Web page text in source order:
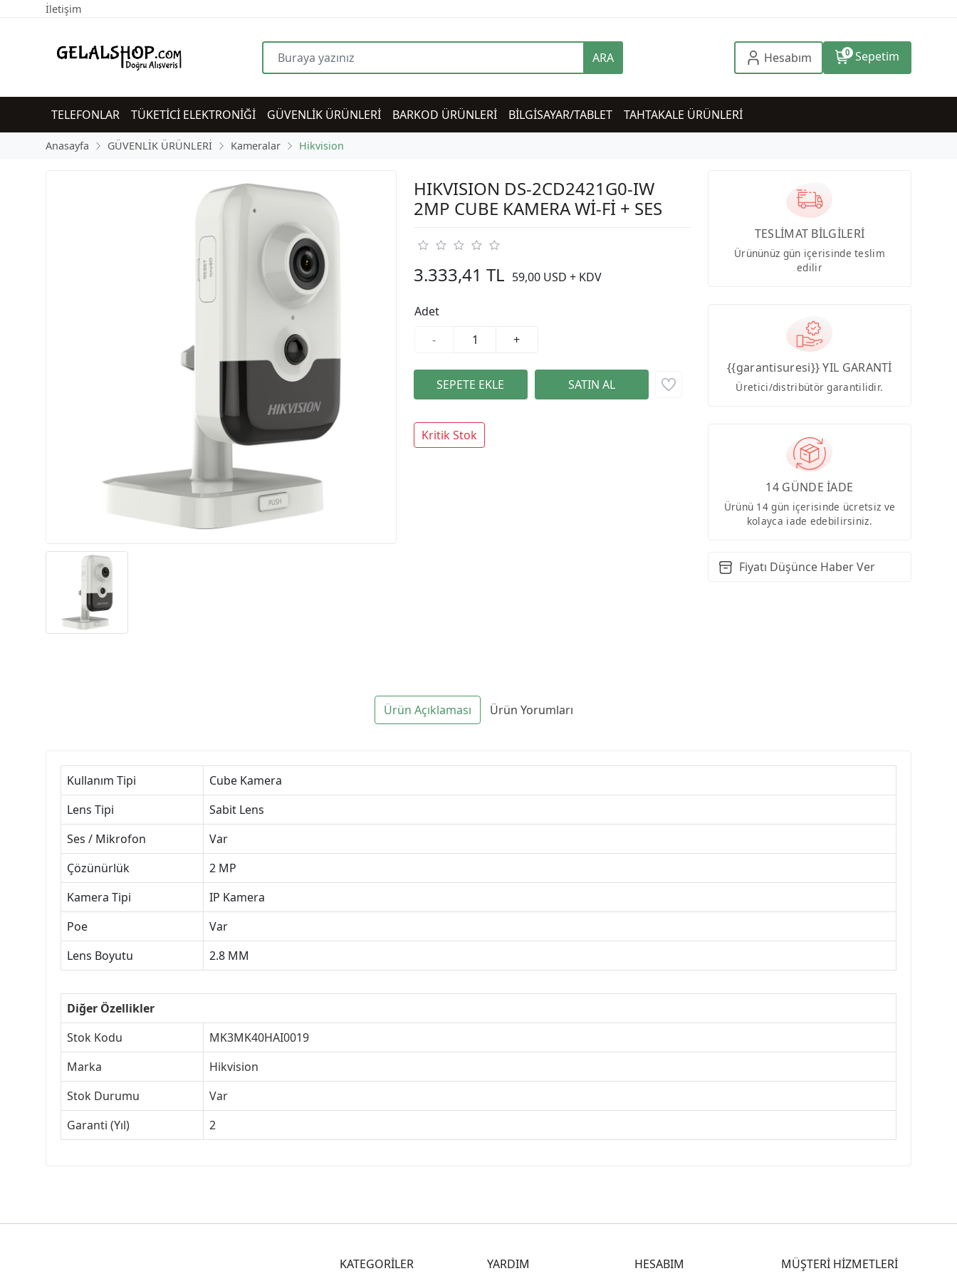
İletişim
ARA Hesabım 0 Sepetim
TELEFONLAR TÜKETİCİ ELEKTRONİĞİ GÜVENLİK ÜRÜNLERİ BARKOD ÜRÜNLERİ BİLGİSAYAR/TABLET TAHTAKALE ÜRÜNLERİ
Anasayfa GÜVENLİK ÜRÜNLERİ Kameralar Hikvision
HIKVISION DS-2CD2421G0-IW
2MP CUBE KAMERA Wİ-Fİ + SES
3.333,41 TL 59,00 USD + KDV
Adet
-
+
Kritik Stok
TESLİMAT BİLGİLERİ
Ürününüz gün içerisinde teslim
edilir
{{garantisuresi}} YIL GARANTİ
Üretici/distribütör garantilidir.
14 GÜNDE İADE
Ürünü 14 gün içerisinde ücretsiz ve
kolayca iade edebilirsiniz.
Fiyatı Düşünce Haber Ver
Ürün Açıklaması Ürün Yorumları
Kullanım Tipi
Cube Kamera
Lens Tipi
Sabit Lens
Ses / Mikrofon
Var
Çözünürlük
2 MP
Kamera Tipi
IP Kamera
Poe
Var
Lens Boyutu
2.8 MM
Diğer Özellikler
Stok Kodu
MK3MK40HAI0019
Marka
Hikvision
Stok Durumu
Var
Garanti (Yıl)
2
KATEGORİLER YARDIM HESABIM MÜŞTERİ HİZMETLERİ